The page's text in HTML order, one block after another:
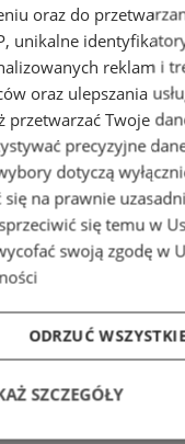
latka
kryminalne w
lokalne
Tworzenie stron www -
oraz do
unikalne
reklam i
oraz ulepszania
przetwarzać Twoje
precyzyjne
dotyczą
się na prawnie
się temu w
swoją zgodę w
ODRZUĆ
SZCZEGÓŁY